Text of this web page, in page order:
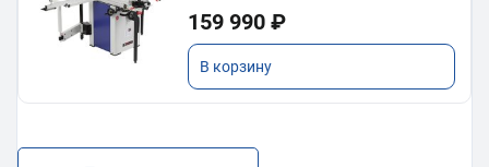
159 990 ₽
В корзину